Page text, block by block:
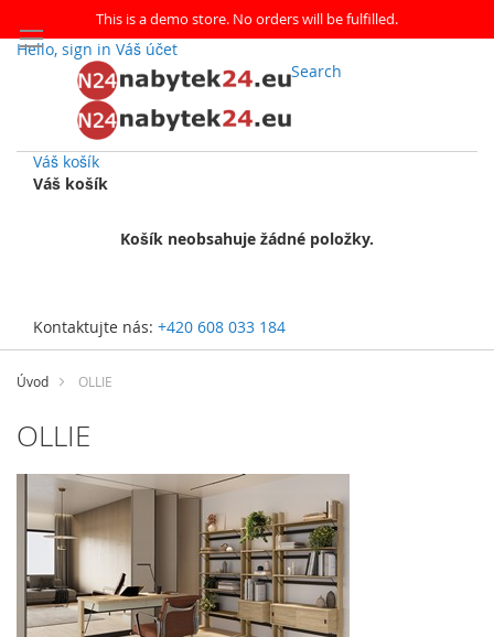
This is a demo store. No orders will be fulfilled.
Hello, sign in Váš účet
Search
Váš košík
Váš košík
Košík neobsahuje žádné položky.
Kontaktujte nás: +420 608 033 184
Přejít
obsah
Úvod OLLIE
OLLIE